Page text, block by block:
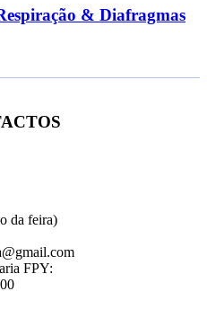
& Diafragmas
da feira)
FPY: